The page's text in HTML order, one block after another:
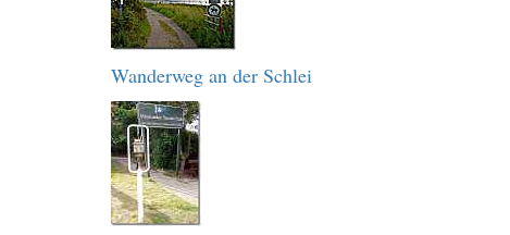
Wanderweg an der Schlei